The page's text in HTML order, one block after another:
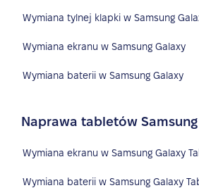
Wymiana tylnej klapki w Samsung
Wymiana ekranu w Samsung Galaxy
Wymiana baterii w Samsung Galaxy
Naprawa tabletów
Wymiana ekranu w Samsung Galaxy
Wymiana baterii w Samsung Galaxy